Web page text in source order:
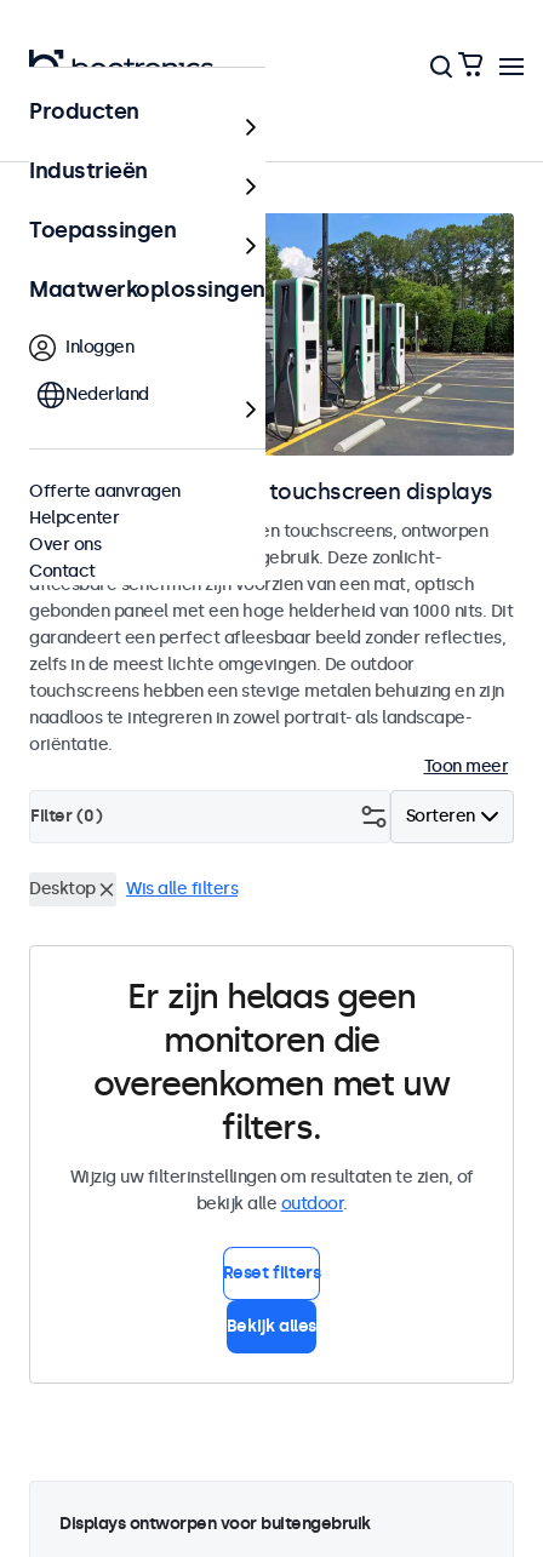
Home
Outdoor monitoren en touchscreen displays
Weersbestendige monitoren en touchscreens, ontworpen
voor zowel binnen- als buitengebruik. Deze zonlicht-
afleesbare schermen zijn voorzien van een mat, optisch
gebonden paneel met een hoge helderheid van 1000 nits. Dit
garandeert een perfect afleesbaar beeld zonder reflecties,
zelfs in de meest lichte omgevingen. De outdoor
touchscreens hebben een stevige metalen behuizing en zijn
naadloos te integreren in zowel portrait- als landscape-
oriëntatie.
Toon meer
Sorteren
Filter (0)
Desktop Wis alle filters
Er zijn helaas geen
monitoren die
overeenkomen met uw
filters.
Wijzig uw filterinstellingen om resultaten te zien, of
bekijk alle outdoor.
Reset filters
Bekijk alles
Displays ontworpen voor buitengebruik
Producten
Industrieën
Toepassingen
Maatwerkoplossingen
Inloggen
Nederland
Offerte aanvragen
Helpcenter
Over ons
Contact